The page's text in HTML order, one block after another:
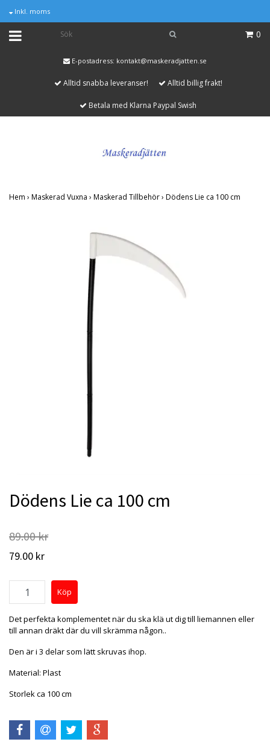
Inkl. moms
0
E-postadress: kontakt@maskeradjatten.se
Alltid snabba leveranser! Alltid billig frakt!
Betala med Klarna Paypal Swish
Hem › Maskerad Vuxna › Maskerad Tillbehör› Dödens Lie ca 100 cm
Dödens Lie ca 100 cm
89.00 kr
79.00 kr
Det perfekta komplementet när du ska klä ut dig till liemannen eller
till annan dräkt där du vill skrämma någon..
Den är i 3 delar som lätt skruvas ihop.
Material: Plast
Storlek ca 100 cm